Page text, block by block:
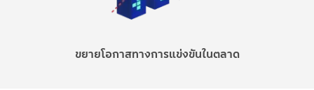
ขยายโอกาสทางการแข่งขันในตลาด